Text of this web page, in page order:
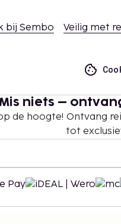
bij Sembo Veilig met
Mis niets –
de hoogte! Ontvang
tot